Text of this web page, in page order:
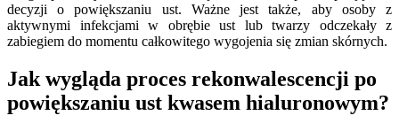
decyzji o powiększaniu ust. Ważne jest także, aby osoby z
aktywnymi infekcjami w obrębie ust lub twarzy odczekały z
zabiegiem do momentu całkowitego wygojenia się zmian skórnych.
Jak wygląda proces rekonwalescencji po
powiększaniu ust kwasem hialuronowym?